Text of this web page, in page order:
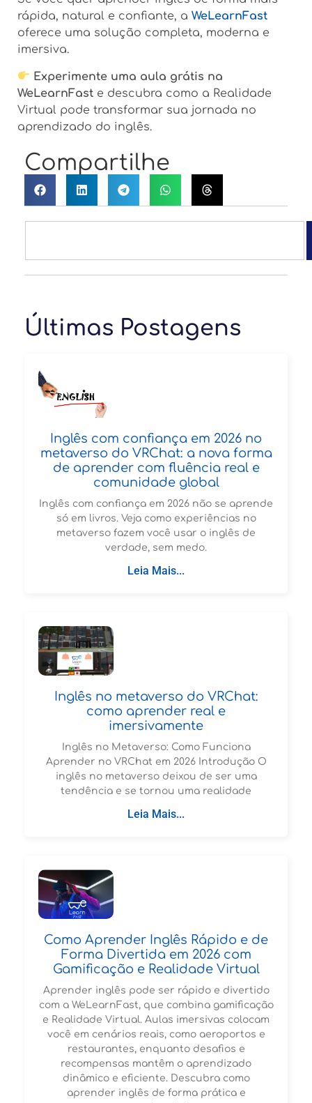
rápida, natural e confiante, a WeLearnFast
oferece uma solução completa, moderna e
imersiva.
Experimente uma aula grátis na
WeLearnFast e descubra como a Realidade
Virtual pode transformar sua jornada no
aprendizado do inglês.
Compartilhe
Últimas Postagens
Inglês com confiança em 2026 no
metaverso do VRChat: a nova forma
de aprender com fluência real e
comunidade global
Inglês com confiança em 2026 não se aprende
só em livros. Veja como experiências no
metaverso fazem você usar o inglês de
verdade, sem medo.
Leia Mais...
Inglês no metaverso do VRChat:
como aprender real e
imersivamente
Inglês no Metaverso: Como Funciona
Aprender no VRChat em 2026 Introdução O
inglês no metaverso deixou de ser uma
tendência e se tornou uma realidade
Leia Mais...
Como Aprender Inglês Rápido e de
Forma Divertida em 2026 com
Gamificação e Realidade Virtual
Aprender inglês pode ser rápido e divertido
com a WeLearnFast, que combina gamificação
e Realidade Virtual. Aulas imersivas colocam
você em cenários reais, como aeroportos e
restaurantes, enquanto desafios e
recompensas mantêm o aprendizado
dinâmico e eficiente. Descubra como
aprender inglês de forma prática e